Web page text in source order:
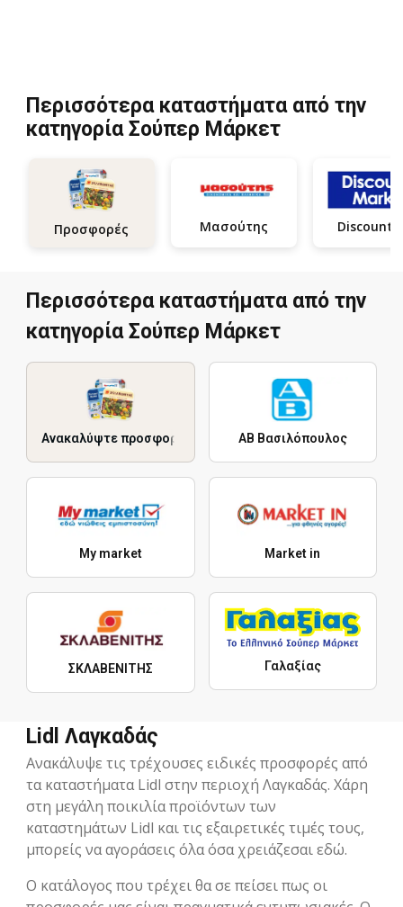
Περισσότερα καταστήματα από την
κατηγορία Σούπερ Μάρκετ
Προσφορές Μασούτης
Περισσότερα καταστήματα από την
κατηγορία Σούπερ Μάρκετ
Ανακαλύψτε προσφορές ΑΒ Βασιλόπουλος
My market Market in
ΣΚΛΑΒΕΝΙΤΗΣ Γαλαξίας
Lidl Λαγκαδάς
Ανακάλυψε τις τρέχουσες ειδικές προσφορές από
τα καταστήματα Lidl στην περιοχή Λαγκαδάς. Χάρη
στη μεγάλη ποικιλία προϊόντων των
καταστημάτων Lidl και τις εξαιρετικές τιμές τους,
μπορείς να αγοράσεις όλα όσα χρειάζεσαι εδώ.
Ο κατάλογος που τρέχει θα σε πείσει πως οι